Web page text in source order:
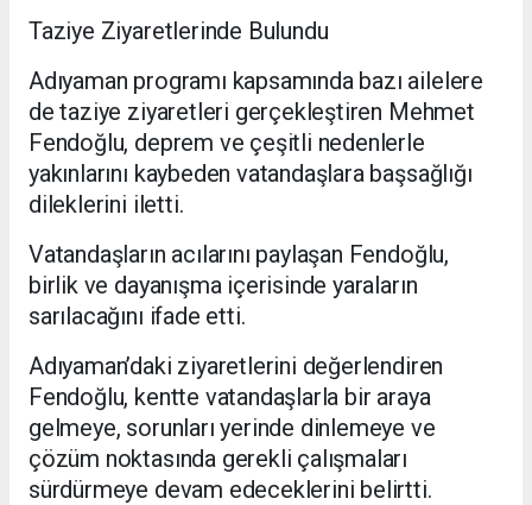
Taziye Ziyaretlerinde Bulundu
Adıyaman programı kapsamında bazı ailelere
de taziye ziyaretleri gerçekleştiren Mehmet
Fendoğlu, deprem ve çeşitli nedenlerle
yakınlarını kaybeden vatandaşlara başsağlığı
dileklerini iletti.
Vatandaşların acılarını paylaşan Fendoğlu,
birlik ve dayanışma içerisinde yaraların
sarılacağını ifade etti.
Adıyaman’daki ziyaretlerini değerlendiren
Fendoğlu, kentte vatandaşlarla bir araya
gelmeye, sorunları yerinde dinlemeye ve
çözüm noktasında gerekli çalışmaları
sürdürmeye devam edeceklerini belirtti.